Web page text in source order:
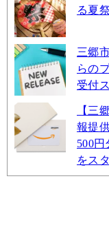
る夏
三郷
らの
受付
【三
報提
500
をス